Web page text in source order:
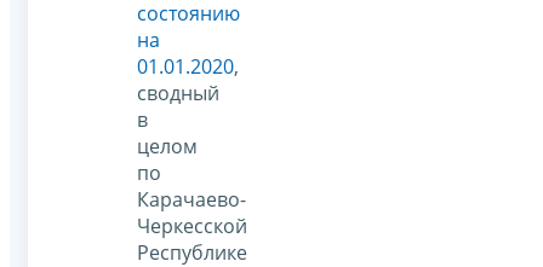
состоянию
на
01.01.2020,
сводный
в
целом
по
Карачаево-
Черкесской
Республике